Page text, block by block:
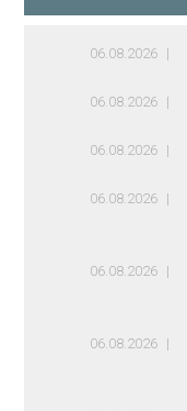
06.08.2026
06.08.2026
06.08.2026
06.08.2026
06.08.2026
06.08.2026